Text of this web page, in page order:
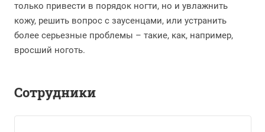
только привести в порядок ногти, но и увлажнить
кожу, решить вопрос с заусенцами, или устранить
более серьезные проблемы – такие, как, например,
вросший ноготь.
Сотрудники